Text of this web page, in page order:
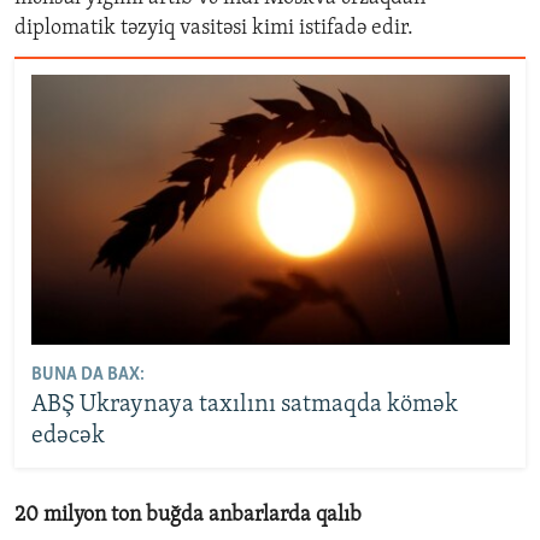
diplomatik təzyiq vasitəsi kimi istifadə edir.
BUNA DA BAX:
ABŞ Ukraynaya taxılını satmaqda kömək
edəcək
20 milyon ton buğda anbarlarda qalıb